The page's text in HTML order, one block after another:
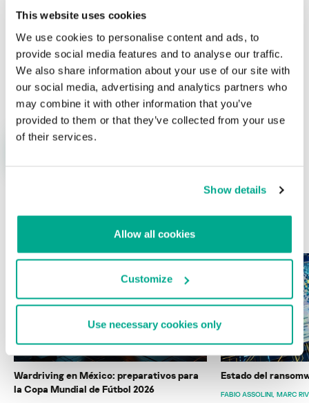
This website uses cookies
We use cookies to personalise content and ads, to
provide social media features and to analyse our traffic.
We also share information about your use of our site with
our social media, advertising and analytics partners who
may combine it with other information that you’ve
provided to them or that they’ve collected from your use
of their services.
Show details
Allow all cookies
Customize
Use necessary cookies only
Nombre* Correo electrónico *
ÚLTIMAS PUBLICACIONES
Wardriving en México: preparativos para
la Copa Mundial de Fútbol 2026
Estado del
FABIO ASSOLINI MARC